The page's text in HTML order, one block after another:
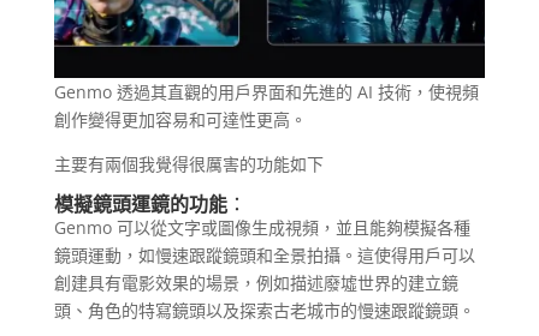
Genmo 透過其直觀的用戶界面和先進的 AI 技術，使視頻
創作變得更加容易和可達性更高。
主要有兩個我覺得很厲害的功能如下
模擬鏡頭運鏡的功能：
Genmo 可以從文字或圖像生成視頻，並且能夠模擬各種
鏡頭運動，如慢速跟蹤鏡頭和全景拍攝。這使得用戶可以
創建具有電影效果的場景，例如描述廢墟世界的建立鏡
頭、角色的特寫鏡頭以及探索古老城市的慢速跟蹤鏡頭​。